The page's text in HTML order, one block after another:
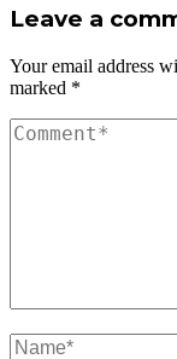
Leave a
Your email address
marked *